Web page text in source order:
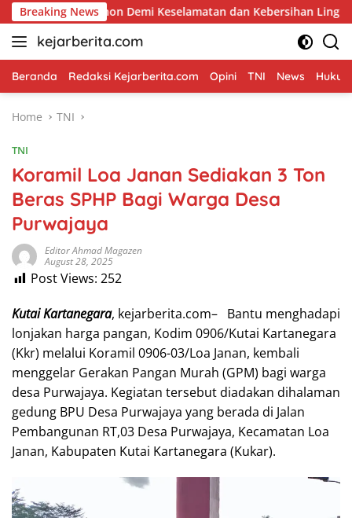
Skip
to
content
Breaking News
Demi Keselamatan dan Kebersihan Lingkungan
kejarberita.com
Beranda Redaksi Kejarberita.com Opini TNI News
Home TNI
TNI
Koramil Loa Janan Sediakan 3 Ton
Beras SPHP Bagi Warga Desa
Purwajaya
Editor Ahmad Magazen
August 28, 2025
Post Views: 252
Kutai Kartanegara, kejarberita.com– Bantu menghadapi
lonjakan harga pangan, Kodim 0906/Kutai Kartanegara
(Kkr) melalui Koramil 0906-03/Loa Janan, kembali
menggelar Gerakan Pangan Murah (GPM) bagi warga
desa Purwajaya. Kegiatan tersebut diadakan dihalaman
gedung BPU Desa Purwajaya yang berada di Jalan
Pembangunan RT,03 Desa Purwajaya, Kecamatan Loa
Janan, Kabupaten Kutai Kartanegara (Kukar).